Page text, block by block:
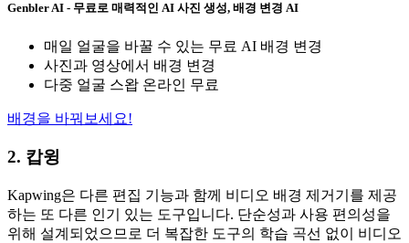
Genbler AI - 무료로 매력적인 AI 사진 생성, 배경 변경 AI
매일 얼굴을 바꿀 수 있는 무료 AI 배경 변경
사진과 영상에서 배경 변경
다중 얼굴 스왑 온라인 무료
배경을 바꿔보세요!
2. 캅윙
Kapwing은 다른 편집 기능과 함께 비디오 배경 제거기를 제공
하는 또 다른 인기 있는 도구입니다. 단순성과 사용 편의성을
위해 설계되었으므로 더 복잡한 도구의 학습 곡선 없이 비디오